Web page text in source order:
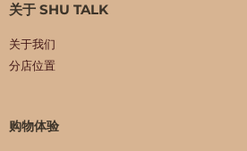
关于 SHU TALK
关于我们
分店位置
购物体验